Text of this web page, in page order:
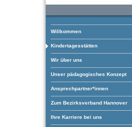
Willkommen
Kindertagesstätten
Wir über uns
Unser pädagogisches Konzept
Ansprechpartner*innen
Zum Bezirksverband Hannover
Ihre Karriere bei uns